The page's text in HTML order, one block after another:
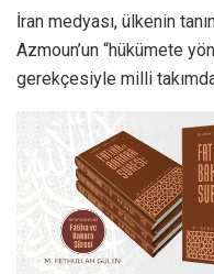
İran medyası, ülkenin
Azmoun’un “hükümete
gerekçesiyle milli